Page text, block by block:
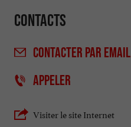
Contacts
CONTACTER PAR EMAIL
APPELER
Visiter le site Internet